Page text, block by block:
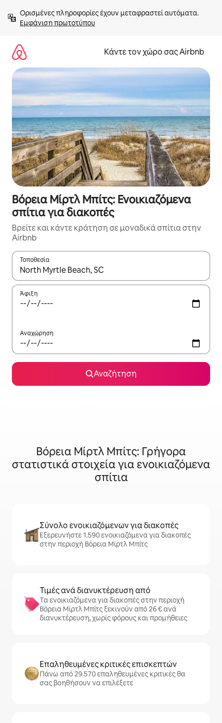
στο
περιεχόμενοΕμφάνιση πρωτοτύπου
Κάντε τον χώρο σας Airbnb
Βόρεια Μίρτλ Μπίτς: Ενοικιαζόμενα
σπίτια για διακοπές
Βρείτε και κάντε κράτηση σε μοναδικά σπίτια στην
Airbnb
Τοποθεσία
Όταν τα αποτελέσματα είναι διαθέσιμα, μπορείτε να
Άφιξη
Αναχώρηση
Αναζήτηση
Βόρεια Μίρτλ Μπίτς: Γρήγορα
στατιστικά στοιχεία για ενοικιαζόμενα
σπίτια
Σύνολο ενοικιαζόμενων για διακοπές
Εξερευνήστε 1.590 ενοικιαζόμενα για διακοπές
στην περιοχή Βόρεια Μίρτλ Μπίτς
Τιμές ανά διανυκτέρευση από
Τα ενοικιαζόμενα για διακοπές στην περιοχή
Βόρεια Μίρτλ Μπίτς ξεκινούν από 26 € ανά
διανυκτέρευση, χωρίς φόρους και προμήθειες
Επαληθευμένες κριτικές επισκεπτών
Πάνω από 29.570 επαληθευμένες κριτικές θα
σας βοηθήσουν να επιλέξετε